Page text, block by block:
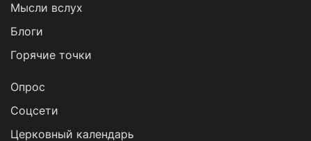
Мысли вслух
Блоги
Горячие точки
Опрос
Cоцсети
Церковный календарь